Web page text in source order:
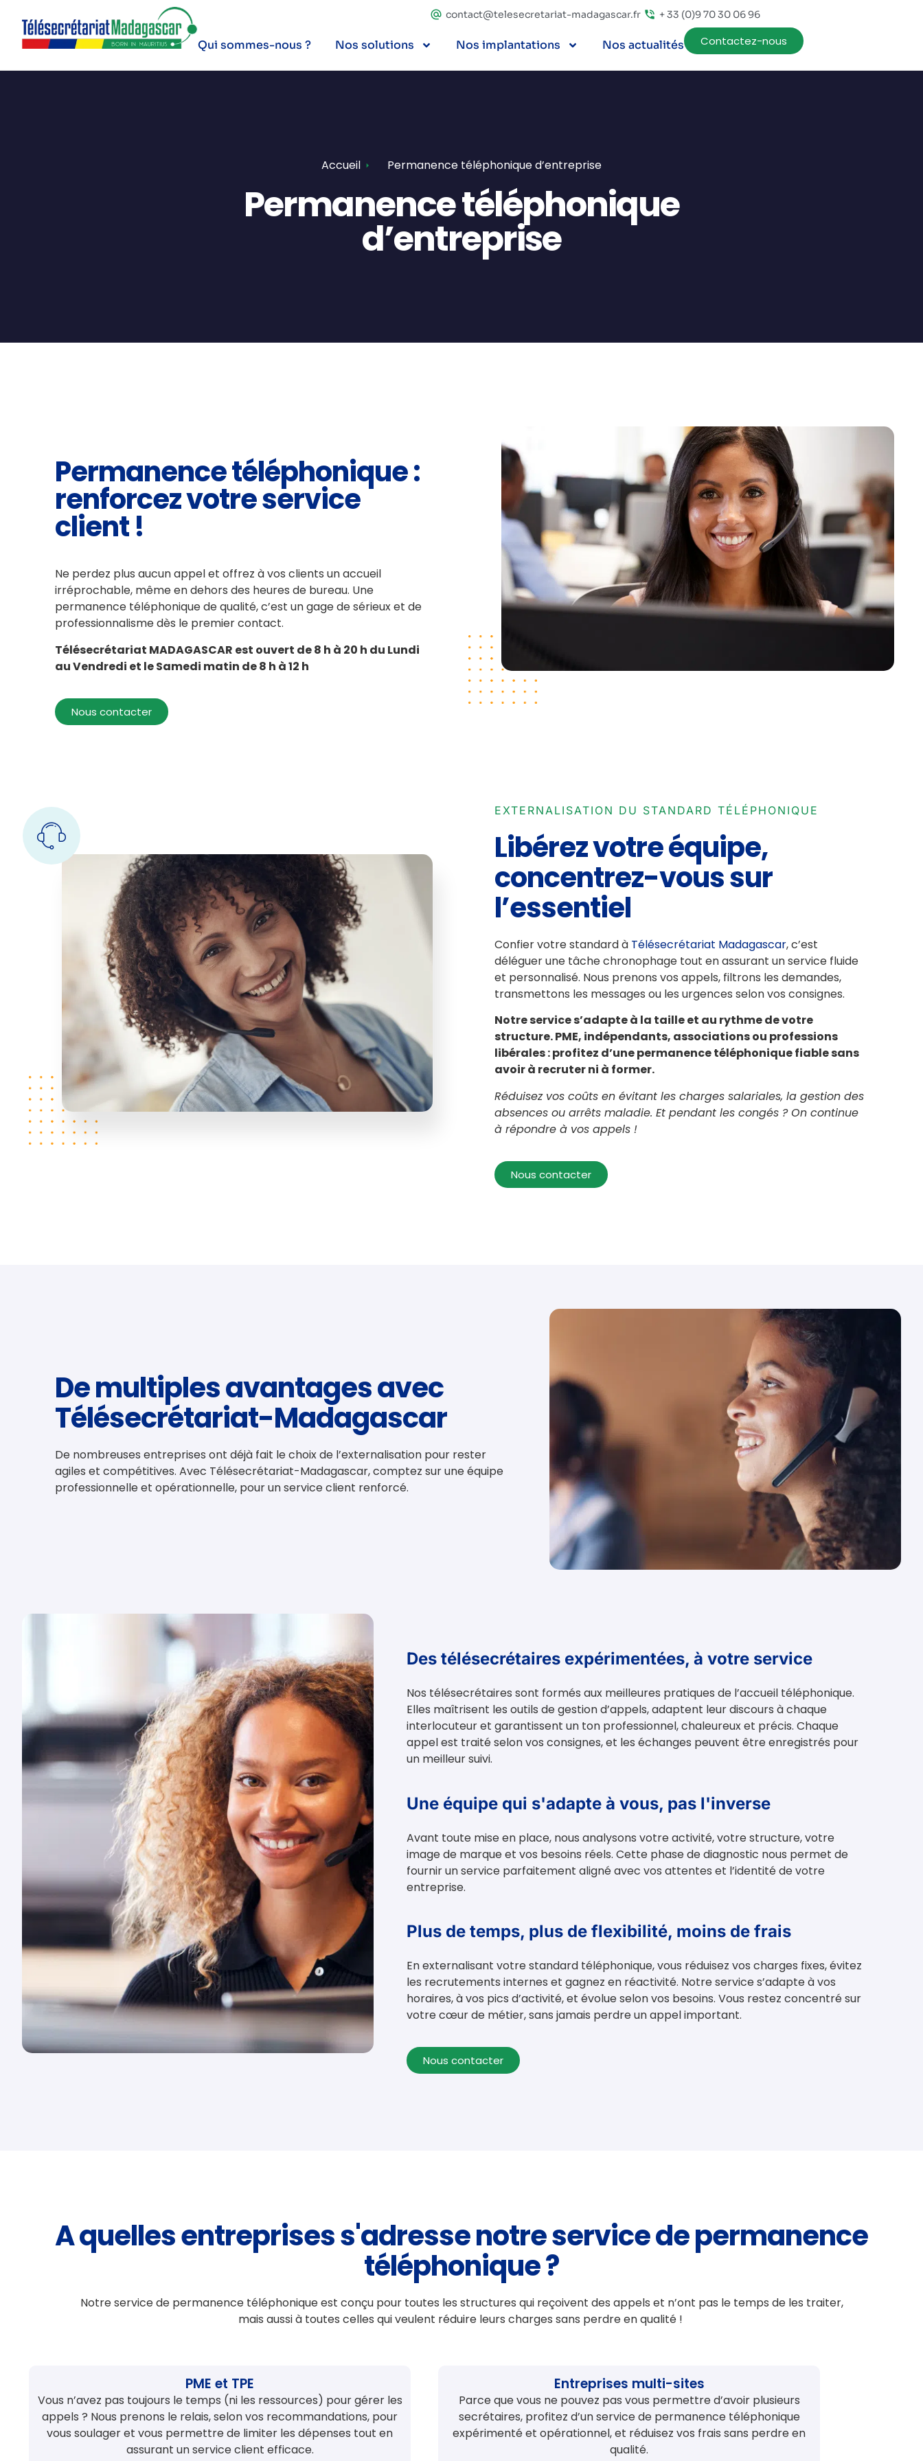
contact@telesecretariat-madagascar.fr + 33 (0)9 70 30 06 96
Qui sommes-nous ? Nos solutions Nos implantations Nos actualités Contactez-nous
Accueil Permanence téléphonique d’entreprise
Permanence téléphonique
d’entreprise
Permanence téléphonique :
renforcez votre service
client !
Ne perdez plus aucun appel et offrez à vos clients un accueil
irréprochable, même en dehors des heures de bureau. Une
permanence téléphonique de qualité, c’est un gage de sérieux et de
professionnalisme dès le premier contact.
Télésecrétariat MADAGASCAR est ouvert de 8 h à 20 h du Lundi
au Vendredi et le Samedi matin de 8 h à 12 h
Nous contacter
EXTERNALISATION DU STANDARD TÉLÉPHONIQUE
Libérez votre équipe,
concentrez-vous sur
l’essentiel
Confier votre standard à Télésecrétariat Madagascar, c’est
déléguer une tâche chronophage tout en assurant un service fluide
et personnalisé. Nous prenons vos appels, filtrons les demandes,
transmettons les messages ou les urgences selon vos consignes.
Notre service s’adapte à la taille et au rythme de votre
structure. PME, indépendants, associations ou professions
libérales : profitez d’une permanence téléphonique fiable sans
avoir à recruter ni à former.
Réduisez vos coûts en évitant les charges salariales, la gestion des
absences ou arrêts maladie. Et pendant les congés ? On continue
à répondre à vos appels !
Nous contacter
De multiples avantages avec
Télésecrétariat-Madagascar
De nombreuses entreprises ont déjà fait le choix de l’externalisation pour rester
agiles et compétitives. Avec Télésecrétariat-Madagascar, comptez sur une équipe
professionnelle et opérationnelle, pour un service client renforcé.
Des télésecrétaires expérimentées, à votre service
Nos télésecrétaires sont formés aux meilleures pratiques de l’accueil téléphonique.
Elles maîtrisent les outils de gestion d’appels, adaptent leur discours à chaque
interlocuteur et garantissent un ton professionnel, chaleureux et précis. Chaque
appel est traité selon vos consignes, et les échanges peuvent être enregistrés pour
un meilleur suivi.
Une équipe qui s'adapte à vous, pas l'inverse
Avant toute mise en place, nous analysons votre activité, votre structure, votre
image de marque et vos besoins réels. Cette phase de diagnostic nous permet de
fournir un service parfaitement aligné avec vos attentes et l’identité de votre
entreprise.
Plus de temps, plus de flexibilité, moins de frais
En externalisant votre standard téléphonique, vous réduisez vos charges fixes, évitez
les recrutements internes et gagnez en réactivité. Notre service s’adapte à vos
horaires, à vos pics d’activité, et évolue selon vos besoins. Vous restez concentré sur
votre cœur de métier, sans jamais perdre un appel important.
Nous contacter
A quelles entreprises s'adresse notre service de permanence
téléphonique ?
Notre service de permanence téléphonique est conçu pour toutes les structures qui reçoivent des appels et n’ont pas le temps de les traiter,
mais aussi à toutes celles qui veulent réduire leurs charges sans perdre en qualité !
PME et TPE
Vous n’avez pas toujours le temps (ni les ressources) pour gérer les
appels ? Nous prenons le relais, selon vos recommandations, pour
vous soulager et vous permettre de limiter les dépenses tout en
assurant un service client efficace.
Entreprises multi-sites
Parce que vous ne pouvez pas vous permettre d’avoir plusieurs
secrétaires, profitez d’un service de permanence téléphonique
expérimenté et opérationnel, et réduisez vos frais sans perdre en
qualité.